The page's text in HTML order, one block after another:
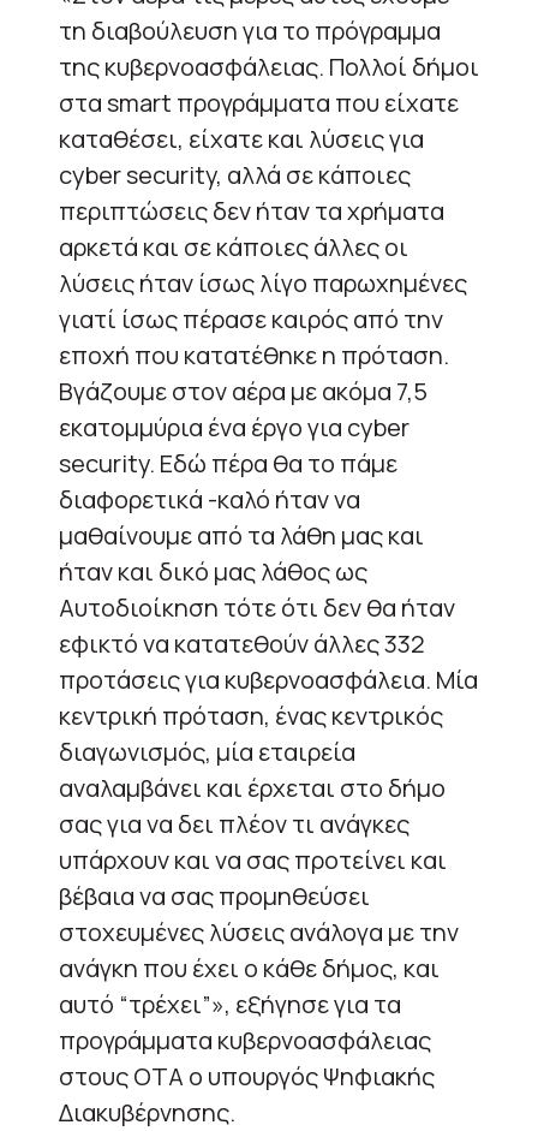
τη διαβούλευση για το πρόγραμμα
της κυβερνοασφάλειας. Πολλοί δήμοι
στα smart προγράμματα που είχατε
καταθέσει, είχατε και λύσεις για
cyber security, αλλά σε κάποιες
περιπτώσεις δεν ήταν τα χρήματα
αρκετά και σε κάποιες άλλες οι
λύσεις ήταν ίσως λίγο παρωχημένες
γιατί ίσως πέρασε καιρός από την
εποχή που κατατέθηκε η πρόταση.
Βγάζουμε στον αέρα με ακόμα 7,5
εκατομμύρια ένα έργο για cyber
security. Εδώ πέρα θα το πάμε
διαφορετικά -καλό ήταν να
μαθαίνουμε από τα λάθη μας και
ήταν και δικό μας λάθος ως
Αυτοδιοίκηση τότε ότι δεν θα ήταν
εφικτό να κατατεθούν άλλες 332
προτάσεις για κυβερνοασφάλεια. Μία
κεντρική πρόταση, ένας κεντρικός
διαγωνισμός, μία εταιρεία
αναλαμβάνει και έρχεται στο δήμο
σας για να δει πλέον τι ανάγκες
υπάρχουν και να σας προτείνει και
βέβαια να σας προμηθεύσει
στοχευμένες λύσεις ανάλογα με την
ανάγκη που έχει ο κάθε δήμος, και
αυτό “τρέχει”», εξήγησε για τα
προγράμματα κυβερνοασφάλειας
στους ΟΤΑ ο υπουργός Ψηφιακής
Διακυβέρνησης.